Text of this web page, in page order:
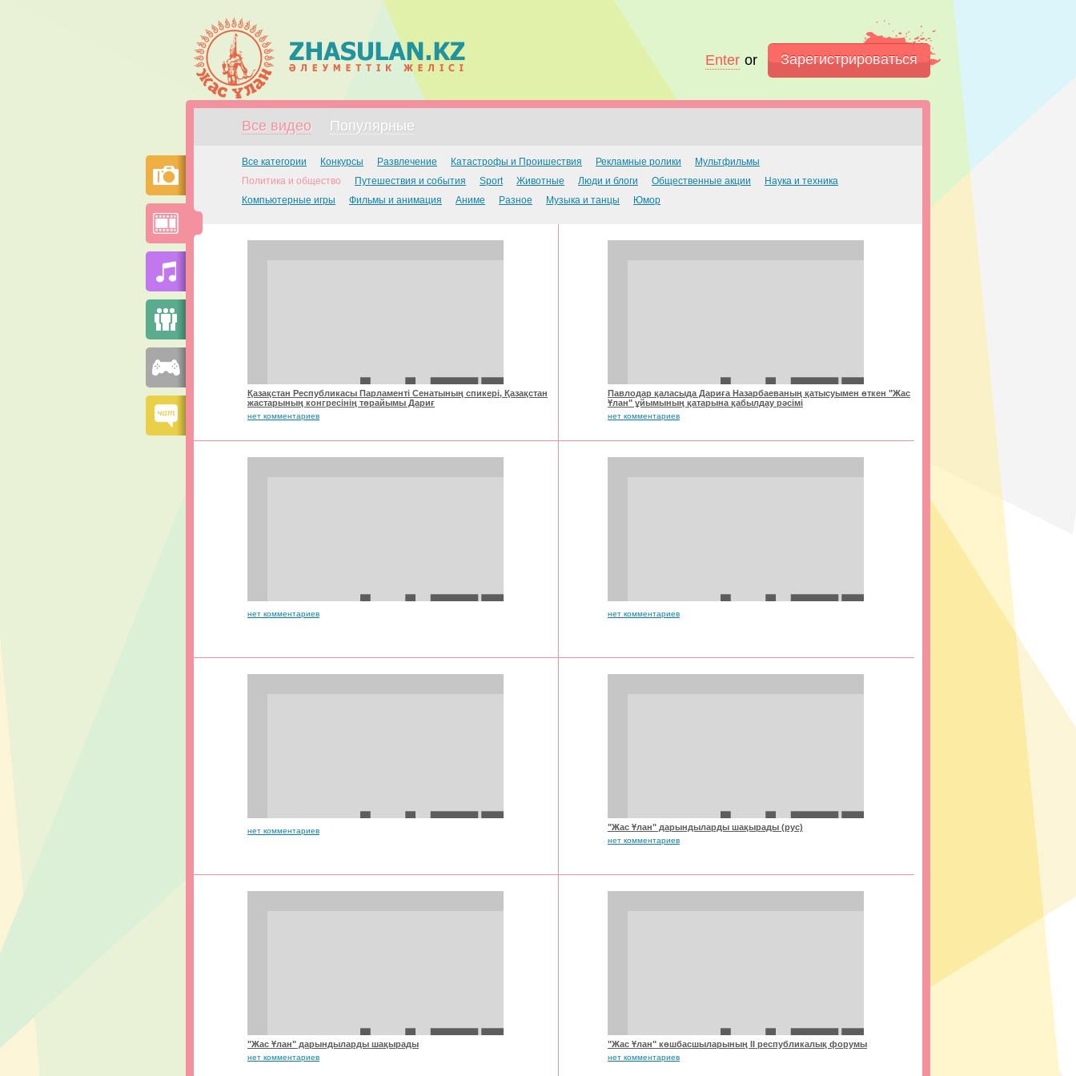
Enter or Зарегистрироваться
Все видео Популярные
Все категории Конкурсы Развлечение Катастрофы и Проишествия Рекламные ролики
Мультфильмы
Политика и общество
Путешествия и события Sport Животные Люди и блоги Общественные акции
Наука и техника
Компьютерные игры
Фильмы и анимация Аниме Разное Музыка и танцы Юмор
Қазақстан Республикасы Парламенті Сенатының спикері, Қазақстан
жастарының конгресінің төрайымы Дариғ
нет комментариев
Павлодар қаласыда Дариға Назарбаеваның қатысуымен өткен "Жас
Ұлан" ұйымының қатарына қабылдау рәсімі
нет комментариев
нет комментариев нет комментариев
нет комментариев "Жас Ұлан" дарындыларды шақырады (рус)
нет комментариев
"Жас Ұлан" дарындыларды шақырады
нет комментариев
"Жас Ұлан" көшбасшыларының ІІ республикалық форумы
нет комментариев